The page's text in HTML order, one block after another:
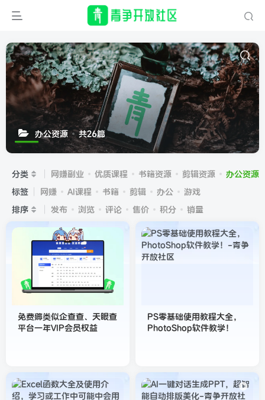
办公资源 共26篇
分类 网赚副业 优质课程 书籍资源 剪辑资源
办公资源
标签
网赚 AI课程 书籍 剪辑 办公
游戏
排序
发布 浏览 评论 售价 积分 销量
免费薅类似企查查、天眼查
平台一年VIP会员权益
PS零基础使用教程大全，
PhotoShop软件教学！